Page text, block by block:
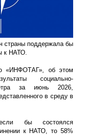
страны поддержала бы
к НАТО.
«ИНФОТАГ», об этом
социально-
за июнь 2026,
в среду в
бы состоялся
к НАТО, то 58%